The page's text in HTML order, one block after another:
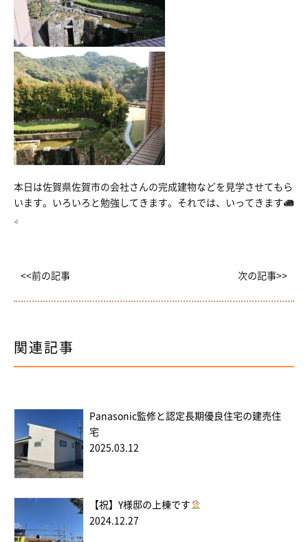
本日は佐賀県佐賀市の会社さんの完成建物などを見学させてもら
います。いろいろと勉強してきます。それでは、いってきます
<<前の記事 次の記事>>
関連記事
Panasonic監修と認定長期優良住宅の建売住
宅
2025.03.12
【祝】Y様邸の上棟です
2024.12.27